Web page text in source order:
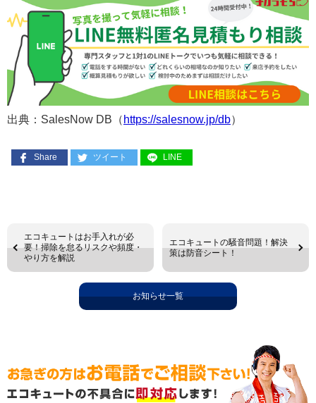
出典：SalesNow DB（ https://salesnow.jp/db）
Share ツイート LINE
エコキュートはお手入れが必
要！掃除を怠るリスクや頻度・
やり方を解説
エコキュートの騒音問題！解決
策は防音シート！
お知らせ一覧